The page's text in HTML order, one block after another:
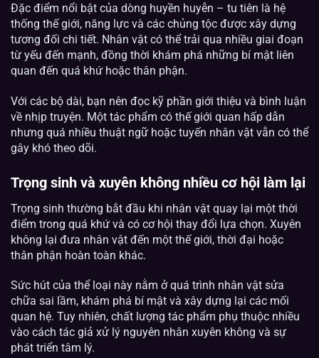
Đặc điểm nổi bật của dòng huyền huyễn – tu tiên là hệ
thống thế giới, năng lực và các chủng tộc được xây dựng
tương đối chi tiết. Nhân vật có thể trải qua nhiều giai đoạn
từ yếu đến mạnh, đồng thời khám phá những bí mật liên
quan đến quá khứ hoặc thân phận.
Với các bộ dài, bạn nên đọc kỹ phần giới thiệu và bình luận
về nhịp truyện. Một tác phẩm có thế giới quan hấp dẫn
nhưng quá nhiều thuật ngữ hoặc tuyến nhân vật vẫn có thể
gây khó theo dõi.
Trọng sinh và xuyên không nhiều cơ hội làm lại
Trọng sinh thường bắt đầu khi nhân vật quay lại một thời
điểm trong quá khứ và có cơ hội thay đổi lựa chọn. Xuyên
không lại đưa nhân vật đến một thế giới, thời đại hoặc
thân phận hoàn toàn khác.
Sức hút của thể loại này nằm ở quá trình nhân vật sửa
chữa sai lầm, khám phá bí mật và xây dựng lại các mối
quan hệ. Tuy nhiên, chất lượng tác phẩm phụ thuộc nhiều
vào cách tác giả xử lý nguyên nhân xuyên không và sự
phát triển tâm lý.